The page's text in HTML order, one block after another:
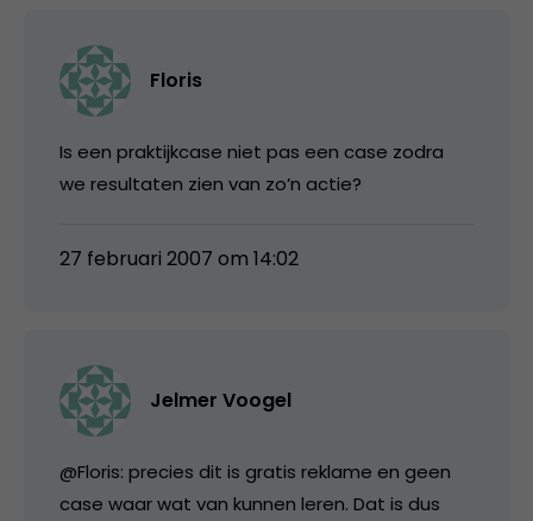
Floris
Is een praktijkcase niet pas een case zodra
we resultaten zien van zo’n actie?
27 februari 2007 om 14:02
Jelmer Voogel
@Floris: precies dit is gratis reklame en geen
case waar wat van kunnen leren. Dat is dus